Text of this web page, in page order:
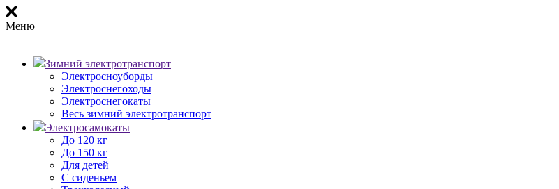
Меню
Зимний электротранспорт
Электросноуборды
Электроснегоходы
Электроснегокаты
Весь зимний электротранспорт
Электросамокаты
До 120 кг
До 150 кг
Для детей
С сиденьем